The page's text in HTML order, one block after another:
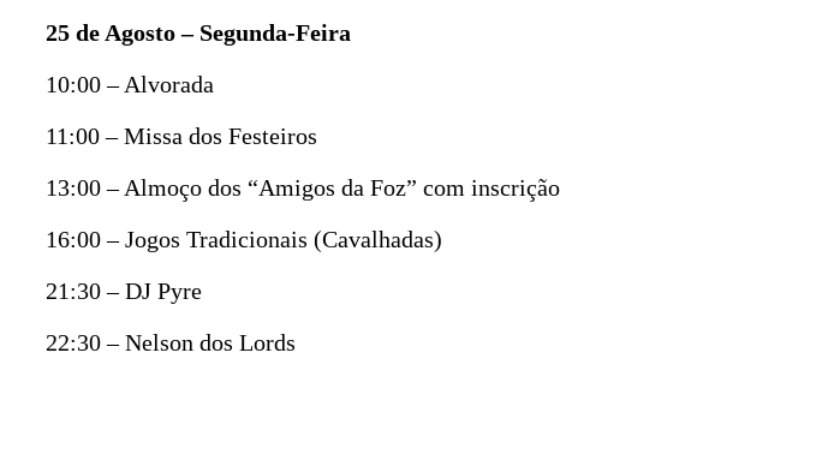
25 de Agosto – Segunda-Feira
10:00 – Alvorada
11:00 – Missa dos Festeiros
13:00 – Almoço dos “Amigos da Foz” com inscrição
16:00 – Jogos Tradicionais (Cavalhadas)
21:30 – DJ Pyre
22:30 – Nelson dos Lords